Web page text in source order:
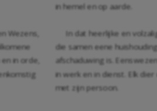
Wezens,
in orde,
in hemel en op aarde.
In dat heerlijke en
die samen eene
afschaduwing is.
in werk en in dienst. Elk
met zijn persoon.